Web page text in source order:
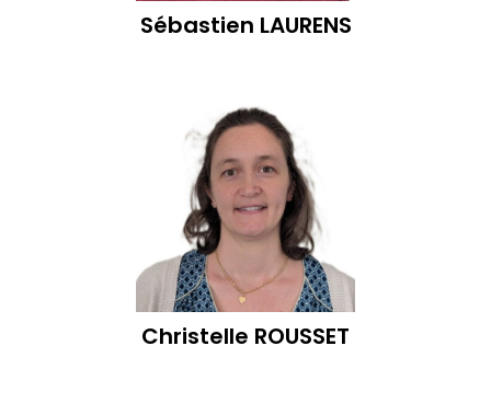
Sébastien LAURENS
Christelle ROUSSET